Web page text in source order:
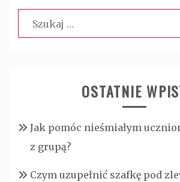
Szukaj:
OSTATNIE
Jak pomóc nieśmiałym
z grupą?
Czym uzupełnić szafkę pod